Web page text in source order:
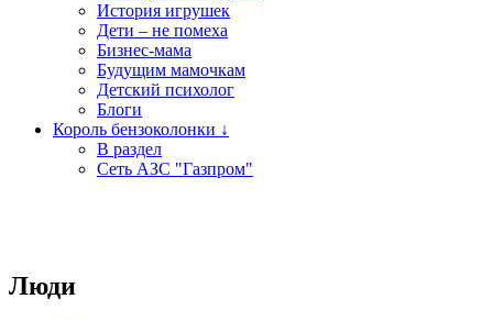
История игрушек
Дети – не помеха
Бизнес-мама
Будущим мамочкам
Детский психолог
Блоги
Король бензоколонки ↓
В раздел
Сеть АЗС "Газпром"
Люди